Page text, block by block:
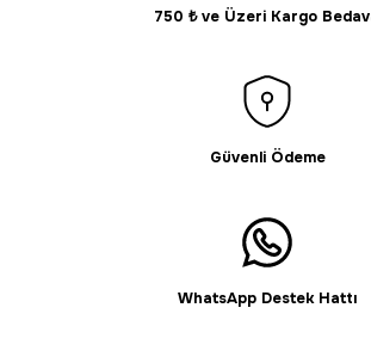
Gönder
750 ₺ ve Üzeri Kargo
Güvenli Ödeme
WhatsApp Destek Hattı